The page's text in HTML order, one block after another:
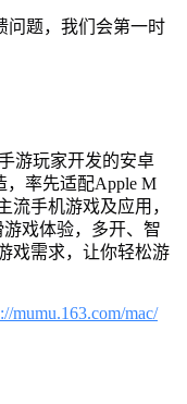
问题，我们会第一时
游玩家开发的安卓
，率先适配Apple M
流手机游戏及应用，
戏体验，多开、智
戏需求，让你轻松游
mumu.163.com/mac/